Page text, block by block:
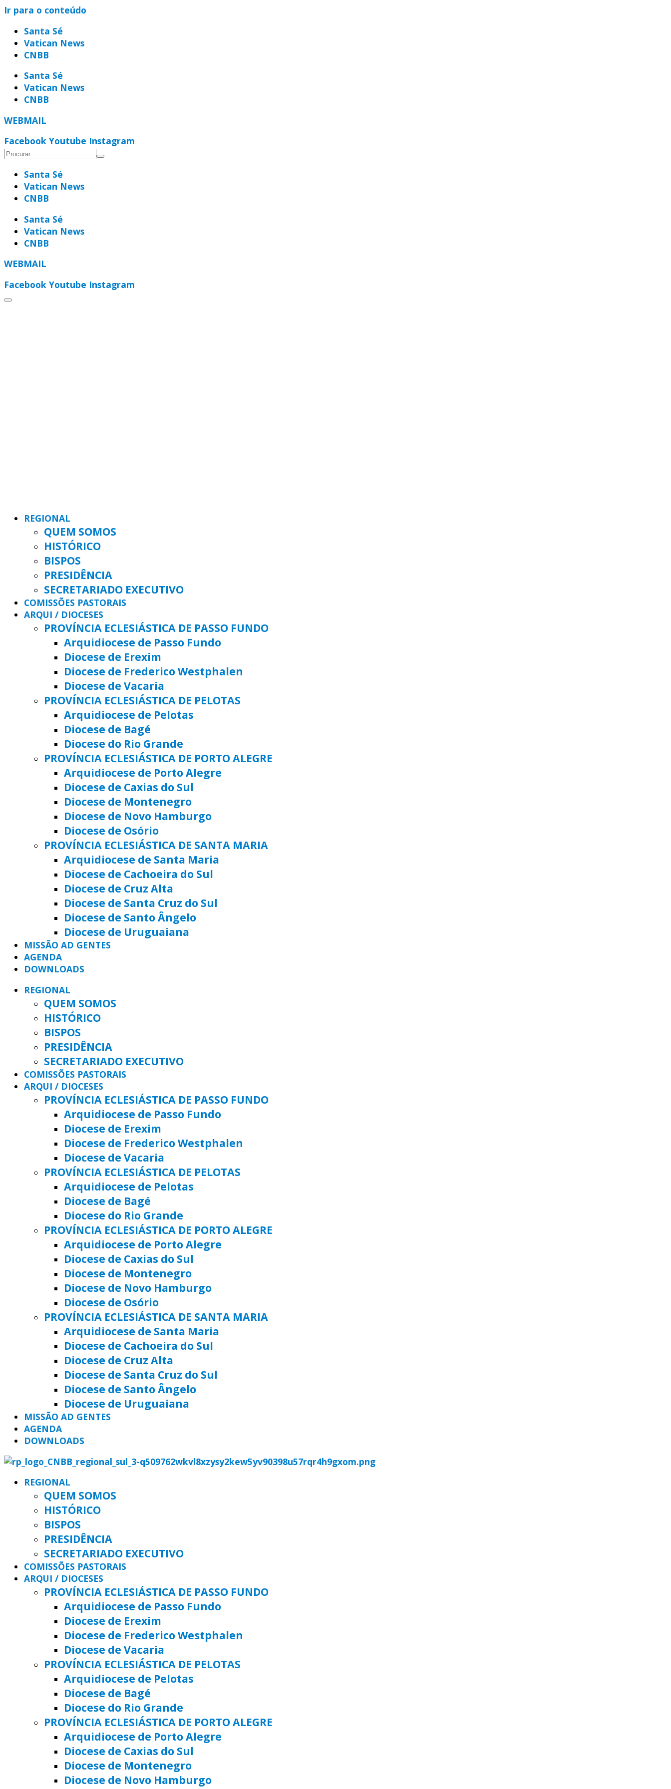
Ir para o conteúdo
Santa Sé
Vatican News
CNBB
Santa Sé
Vatican News
CNBB
WEBMAIL
Facebook Youtube Instagram
Santa Sé
Vatican News
CNBB
Santa Sé
Vatican News
CNBB
WEBMAIL
Facebook Youtube Instagram
REGIONAL
QUEM SOMOS
HISTÓRICO
BISPOS
PRESIDÊNCIA
SECRETARIADO EXECUTIVO
COMISSÕES PASTORAIS
ARQUI / DIOCESES
PROVÍNCIA ECLESIÁSTICA DE PASSO FUNDO
Arquidiocese de Passo Fundo
Diocese de Erexim
Diocese de Frederico Westphalen
Diocese de Vacaria
PROVÍNCIA ECLESIÁSTICA DE PELOTAS
Arquidiocese de Pelotas
Diocese de Bagé
Diocese do Rio Grande
PROVÍNCIA ECLESIÁSTICA DE PORTO ALEGRE
Arquidiocese de Porto Alegre
Diocese de Caxias do Sul
Diocese de Montenegro
Diocese de Novo Hamburgo
Diocese de Osório
PROVÍNCIA ECLESIÁSTICA DE SANTA MARIA
Arquidiocese de Santa Maria
Diocese de Cachoeira do Sul
Diocese de Cruz Alta
Diocese de Santa Cruz do Sul
Diocese de Santo Ângelo
Diocese de Uruguaiana
MISSÃO AD GENTES
AGENDA
DOWNLOADS
REGIONAL
QUEM SOMOS
HISTÓRICO
BISPOS
PRESIDÊNCIA
SECRETARIADO EXECUTIVO
COMISSÕES PASTORAIS
ARQUI / DIOCESES
PROVÍNCIA ECLESIÁSTICA DE PASSO FUNDO
Arquidiocese de Passo Fundo
Diocese de Erexim
Diocese de Frederico Westphalen
Diocese de Vacaria
PROVÍNCIA ECLESIÁSTICA DE PELOTAS
Arquidiocese de Pelotas
Diocese de Bagé
Diocese do Rio Grande
PROVÍNCIA ECLESIÁSTICA DE PORTO ALEGRE
Arquidiocese de Porto Alegre
Diocese de Caxias do Sul
Diocese de Montenegro
Diocese de Novo Hamburgo
Diocese de Osório
PROVÍNCIA ECLESIÁSTICA DE SANTA MARIA
Arquidiocese de Santa Maria
Diocese de Cachoeira do Sul
Diocese de Cruz Alta
Diocese de Santa Cruz do Sul
Diocese de Santo Ângelo
Diocese de Uruguaiana
MISSÃO AD GENTES
AGENDA
DOWNLOADS
REGIONAL
QUEM SOMOS
HISTÓRICO
BISPOS
PRESIDÊNCIA
SECRETARIADO EXECUTIVO
COMISSÕES PASTORAIS
ARQUI / DIOCESES
PROVÍNCIA ECLESIÁSTICA DE PASSO FUNDO
Arquidiocese de Passo Fundo
Diocese de Erexim
Diocese de Frederico Westphalen
Diocese de Vacaria
PROVÍNCIA ECLESIÁSTICA DE PELOTAS
Arquidiocese de Pelotas
Diocese de Bagé
Diocese do Rio Grande
PROVÍNCIA ECLESIÁSTICA DE PORTO ALEGRE
Arquidiocese de Porto Alegre
Diocese de Caxias do Sul
Diocese de Montenegro
Diocese de Novo Hamburgo